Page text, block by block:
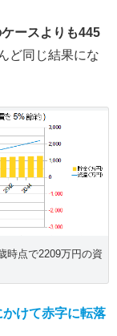
ースよりも445
ど同じ結果にな
時点で2209万円の資
けて赤字に転落